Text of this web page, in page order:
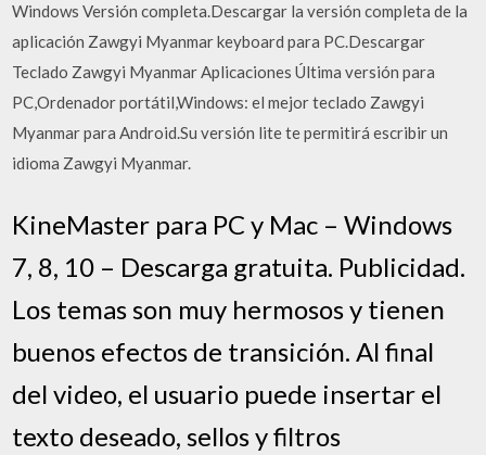
Windows Versión completa.Descargar la versión completa de la
aplicación Zawgyi Myanmar keyboard para PC.Descargar
Teclado Zawgyi Myanmar Aplicaciones Última versión para
PC,Ordenador portátil,Windows: el mejor teclado Zawgyi
Myanmar para Android.Su versión lite te permitirá escribir un
idioma Zawgyi Myanmar.
KineMaster para PC y Mac – Windows
7, 8, 10 – Descarga gratuita. Publicidad.
Los temas son muy hermosos y tienen
buenos efectos de transición. Al final
del video, el usuario puede insertar el
texto deseado, sellos y filtros